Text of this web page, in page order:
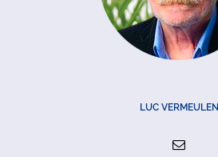
LUC VERMEULEN